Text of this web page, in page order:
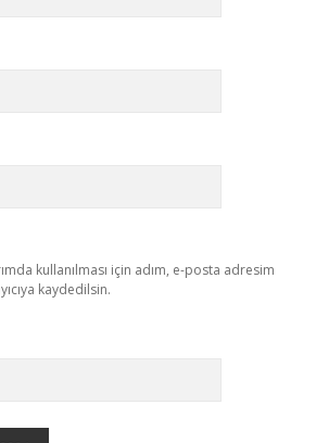
kullanılması için adım, e-posta adresim
kaydedilsin.